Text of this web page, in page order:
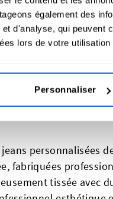
également des
d'analyse, qui
lors de votre
Personnaliser
personnalisées
fabriquées
tissée avec